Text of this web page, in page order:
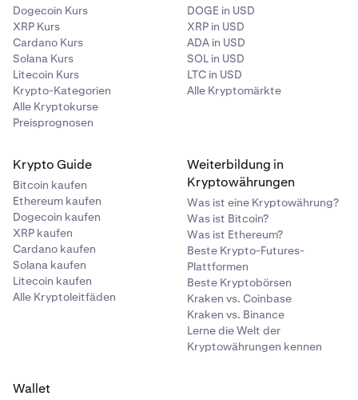
Dogecoin Kurs
XRP Kurs
Cardano Kurs
Solana Kurs
Litecoin Kurs
Krypto-Kategorien
Alle Kryptokurse
Preisprognosen
DOGE in USD
XRP in USD
ADA in USD
SOL in USD
LTC in USD
Alle Kryptomärkte
Krypto Guide
Bitcoin kaufen
Ethereum kaufen
Dogecoin kaufen
XRP kaufen
Cardano kaufen
Solana kaufen
Litecoin kaufen
Alle Kryptoleitfäden
Weiterbildung in
Kryptowährungen
Was ist eine Kryptowährung?
Was ist Bitcoin?
Was ist Ethereum?
Beste Krypto-Futures-
Plattformen
Beste Kryptobörsen
Kraken vs. Coinbase
Kraken vs. Binance
Lerne die Welt der
Kryptowährungen kennen
Wallet